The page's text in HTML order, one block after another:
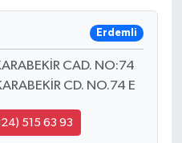
Erdemli
CAD. NO:74
CD. NO.74 E
515 63 93